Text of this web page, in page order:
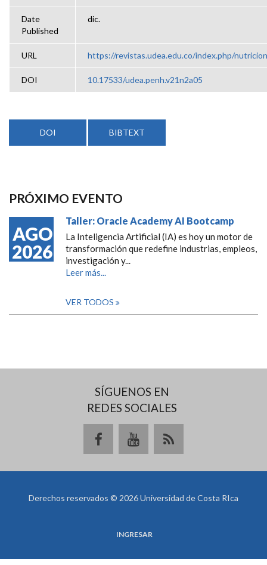
Date
Published
dic.
URL https://revistas.udea.edu.co/index.php/
DOI 10.17533/udea.penh.v21n2a05
DOI BIBTEXT
PRÓXIMO EVENTO
AGO
2026
Taller: Oracle Academy AI Bootcamp
La Inteligencia Artificial (IA) es hoy un motor de
transformación que redefine industrias, empleos,
investigación y...
Leer más...
VER TODOS
SÍGUENOS EN
REDES SOCIALES
Derechos reservados © 2026 Universidad de Costa RIca
INGRESAR